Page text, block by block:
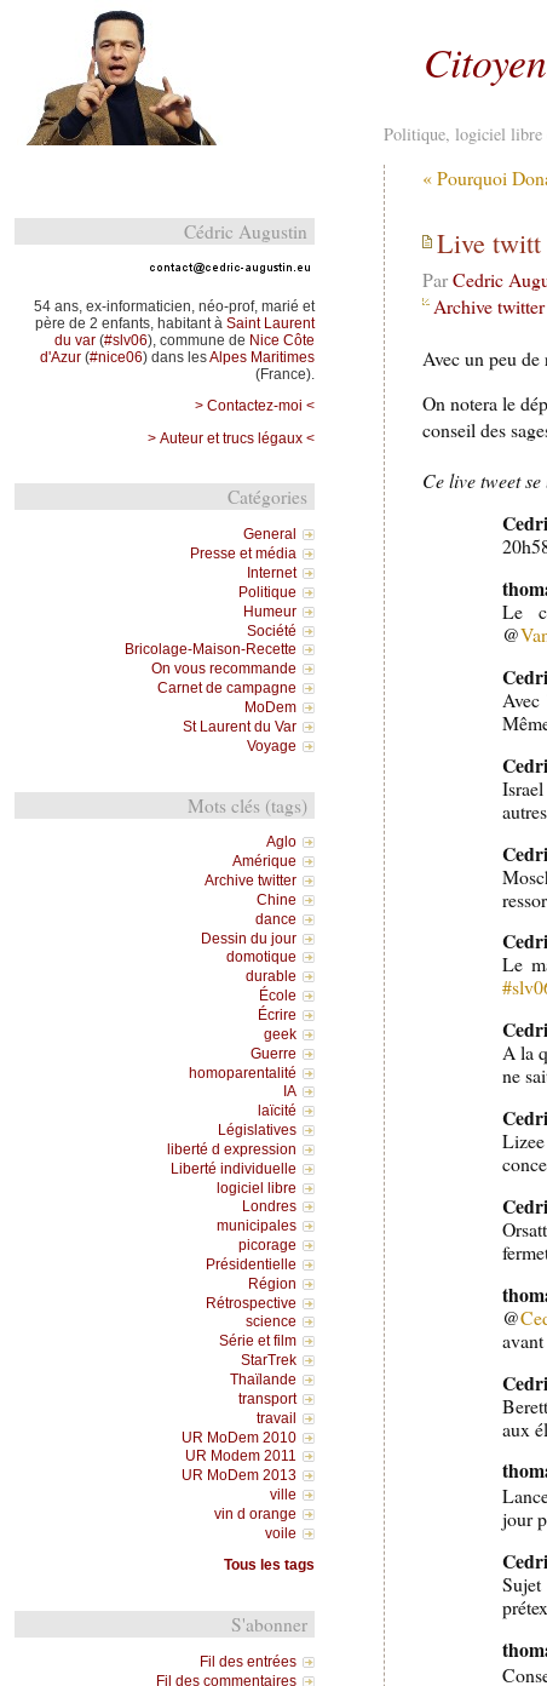
Politique, logiciel libre
« Pourquoi
Live twitt
ParCedric
Archive twitter
Avec un peu
On notera le
conseil des
Ce live tweet
Le
@
Le
A la
ne
@
aux
jour
Cédric Augustin
54 ans, ex-informaticien, néo-prof, marié et
père de 2 enfants, habitant àSaint Laurent
du var (#slv06), commune de Nice Côte
d'Azur (#nice06) dans lesAlpes Maritimes
(France).
> Contactez-moi <
> Auteur et trucs légaux <
Catégories
General
Presse et média
Internet
Politique
Humeur
Société
Bricolage-Maison-Recette
On vous recommande
Carnet de campagne
MoDem
St Laurent du Var
Voyage
Mots clés (tags)
Aglo
Amérique
Archive twitter
Chine
dance
Dessin du jour
domotique
durable
École
Écrire
geek
Guerre
homoparentalité
IA
laïcité
Législatives
liberté d expression
Liberté individuelle
logiciel libre
Londres
municipales
picorage
Présidentielle
Région
Rétrospective
science
Série et film
StarTrek
Thaïlande
transport
travail
UR MoDem 2010
UR Modem 2011
UR MoDem 2013
ville
vin d orange
voile
Tous les tags
S'abonner
Fil des entrées
Fil des commentaires